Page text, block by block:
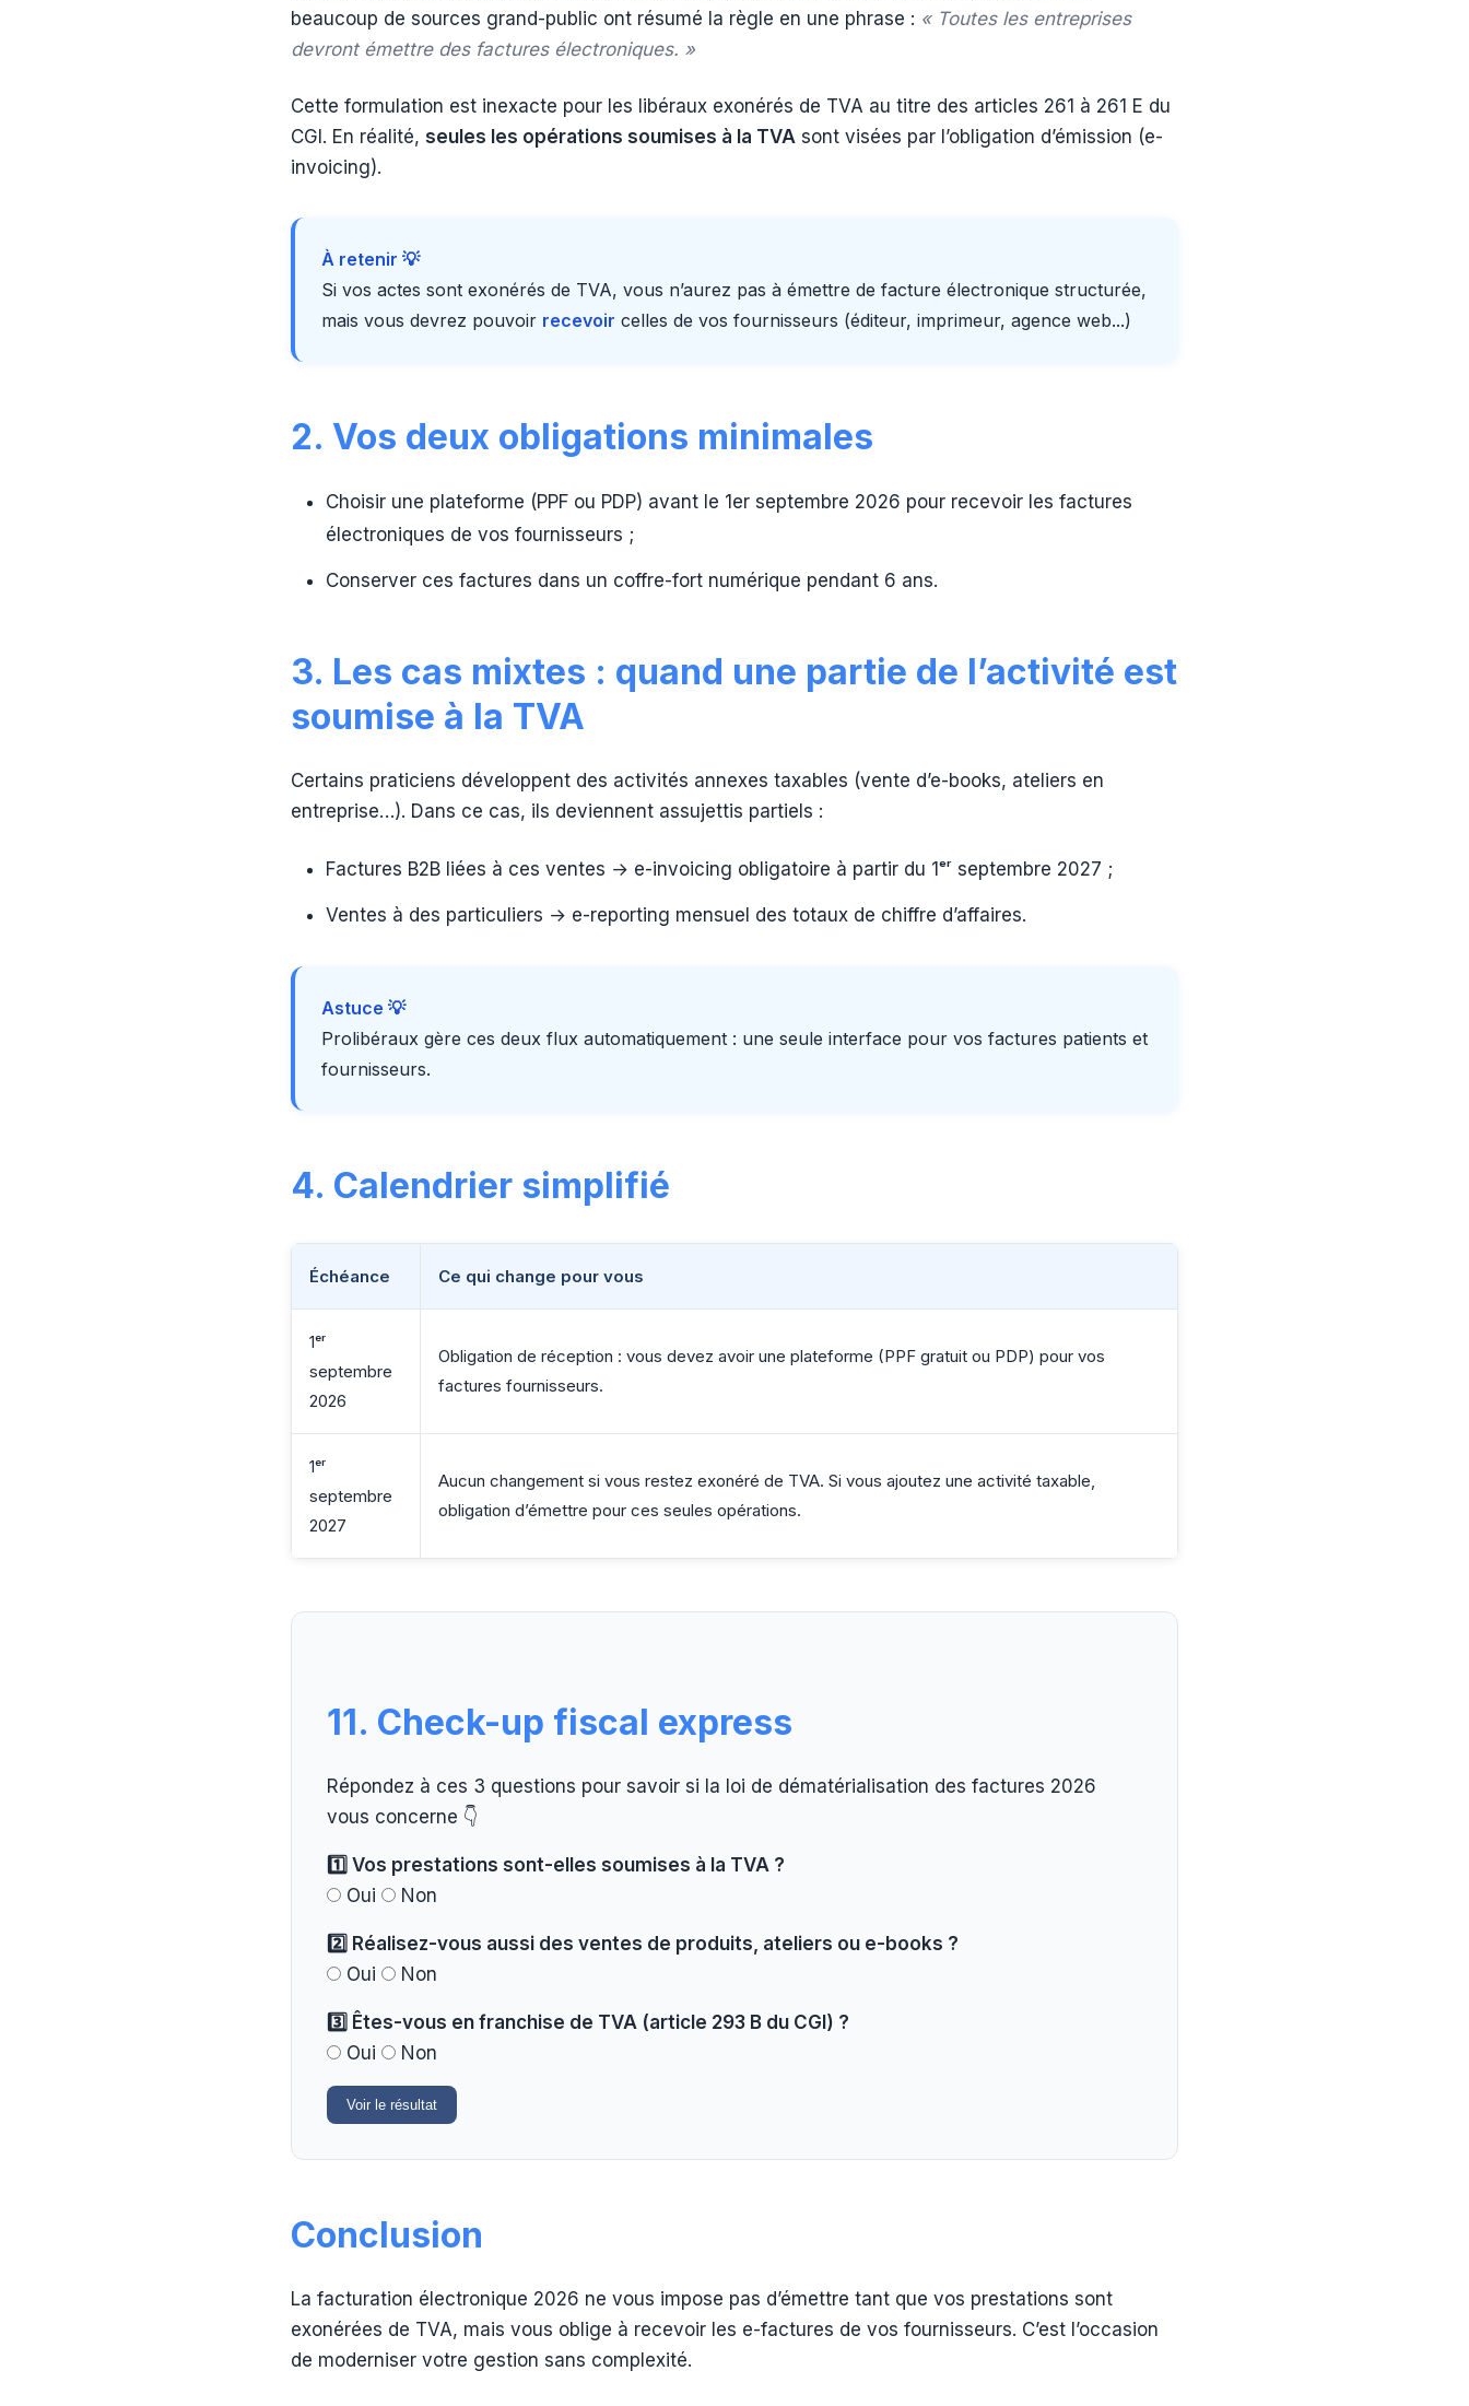
beaucoup de sources grand-public ont résumé la règle en une phrase : « Toutes les entreprises
devront émettre des factures électroniques. »
Cette formulation est inexacte pour les libéraux exonérés de TVA au titre des articles 261 à 261 E du
CGI. En réalité, seules les opérations soumises à la TVA sont visées par l’obligation d’émission (e-
invoicing).
À retenir 💡
Si vos actes sont exonérés de TVA, vous n’aurez pas à émettre de facture électronique structurée,
mais vous devrez pouvoir recevoir celles de vos fournisseurs (éditeur, imprimeur, agence web...)
2. Vos deux obligations minimales
Choisir une plateforme (PPF ou PDP) avant le 1er septembre 2026 pour recevoir les factures
électroniques de vos fournisseurs ;
Conserver ces factures dans un coffre-fort numérique pendant 6 ans.
3. Les cas mixtes : quand une partie de l’activité est
soumise à la TVA
Certains praticiens développent des activités annexes taxables (vente d’e-books, ateliers en
entreprise…). Dans ce cas, ils deviennent assujettis partiels :
Factures B2B liées à ces ventes → e-invoicing obligatoire à partir du 1ᵉʳ septembre 2027 ;
Ventes à des particuliers → e-reporting mensuel des totaux de chiffre d’affaires.
Astuce 💡
Prolibéraux gère ces deux flux automatiquement : une seule interface pour vos factures patients et
fournisseurs.
4. Calendrier simplifié
Échéance Ce qui change pour vous
1ᵉʳ
septembre
2026
Obligation de réception : vous devez avoir une plateforme (PPF gratuit ou PDP) pour vos
factures fournisseurs.
1ᵉʳ
septembre
2027
Aucun changement si vous restez exonéré de TVA. Si vous ajoutez une activité taxable,
obligation d’émettre pour ces seules opérations.
11. Check-up fiscal express
Répondez à ces 3 questions pour savoir si la loi de dématérialisation des factures 2026
vous concerne 👇
1️⃣ Vos prestations sont-elles soumises à la TVA ?
Oui
Non
2️⃣ Réalisez-vous aussi des ventes de produits, ateliers ou e-books ?
Oui
Non
3️⃣ Êtes-vous en franchise de TVA (article 293 B du CGI) ?
Oui
Non
Voir le résultat
Conclusion
La facturation électronique 2026 ne vous impose pas d’émettre tant que vos prestations sont
exonérées de TVA, mais vous oblige à recevoir les e-factures de vos fournisseurs. C’est l’occasion
de moderniser votre gestion sans complexité.